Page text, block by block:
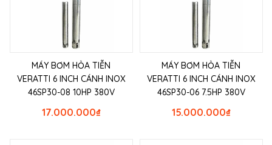
MÁY BƠM HỎA TIỄN
VERATTI 6 INCH CÁNH INOX
46SP30-08 10HP 380V
₫
17.000.000
MÁY BƠM HỎA TIỄN
VERATTI 6 INCH CÁNH INOX
46SP30-06 7.5HP 380V
₫
15.000.000